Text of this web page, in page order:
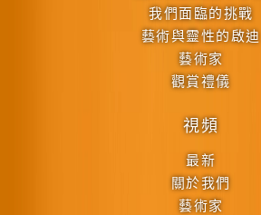
我們面臨的挑戰
藝術與靈性的啟迪
藝術家
觀賞禮儀
視頻
最新
關於我們
藝術家